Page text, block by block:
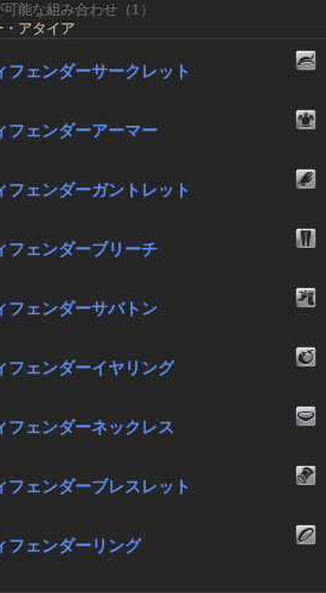
能な組み合わせ（1）
アタイア
フェンダーサークレット
フェンダーアーマー
フェンダーガントレット
フェンダーブリーチ
フェンダーサバトン
フェンダーイヤリング
フェンダーネックレス
フェンダーブレスレット
フェンダーリング